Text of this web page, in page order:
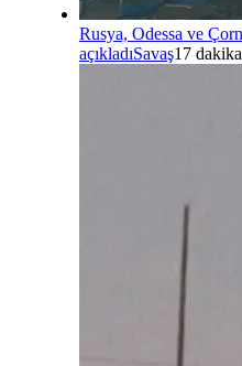
Rusya, Odessa ve
açıkladıSavaş17